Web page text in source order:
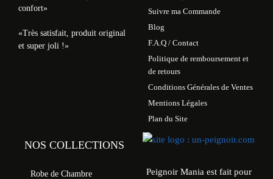
confort»
«Très satisfait, produit original
et super joli !»
Suivre ma Commande
Blog
F.A.Q / Contact
Politique de remboursement et
de retours
Conditions Générales de Ventes
Mentions Légales
Plan du Site
NOS COLLECTIONS
Robe de Chambre
Peignoir Mania est fait pour